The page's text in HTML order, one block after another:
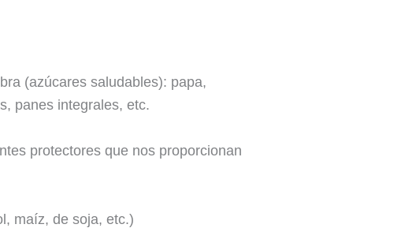
(azúcares saludables): papa,
panes integrales, etc.
protectores que nos proporcionan
maíz, de soja, etc.)